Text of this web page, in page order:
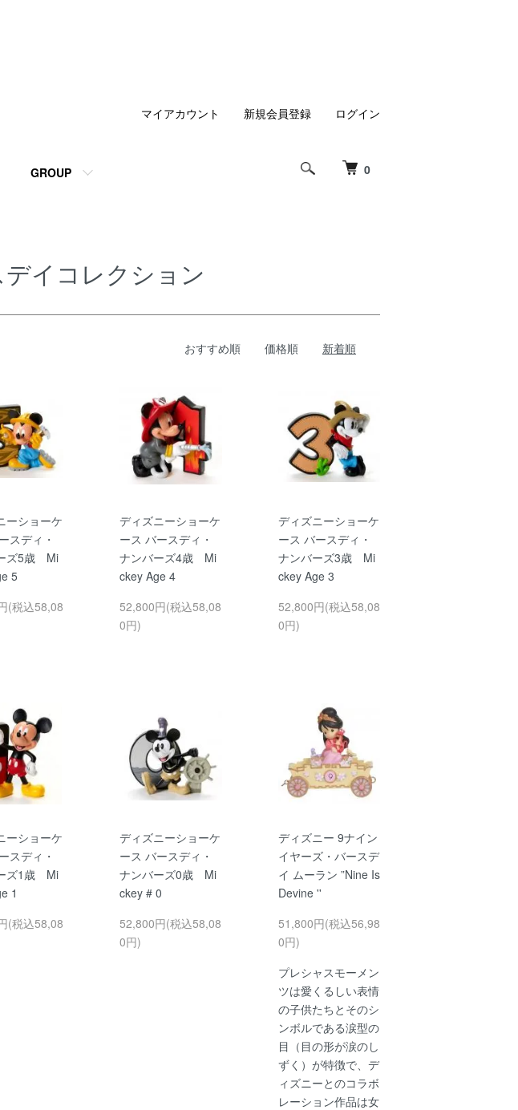
0
GROUP
マイアカウント 新規会員登録 ログイン
イコレクション
おすすめ順 価格順 新着順
ーショーケ
スディ・
ズ5歳 Mi
5
(税込58,08
ディズニーショーケ
ース バースディ・
ナンバーズ4歳 Mi
ckey Age 4
52,800円(税込58,08
0円)
ディズニーショーケ
ース バースディ・
ナンバーズ3歳 Mi
ckey Age 3
52,800円(税込58,08
0円)
ーショーケ
スディ・
ズ1歳 Mi
1
(税込58,08
ディズニーショーケ
ース バースディ・
ナンバーズ0歳 Mi
ckey # 0
52,800円(税込58,08
0円)
ディズニー 9ナイン
イヤーズ・バースデ
イ ムーラン ”Nine Is
Devine ''
51,800円(税込56,98
0円)
プレシャスモーメン
ツは愛くるしい表情
の子供たちとそのシ
ンボルである涙型の
目（目の形が涙のし
ずく）が特徴で、デ
ィズニーとのコラボ
レーション作品は女